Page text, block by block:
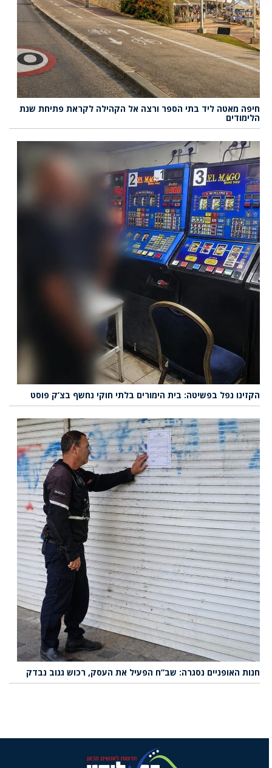
חיפה מאטה ליד בתי הספר ורצה אל הקהילה לקראת פתיחת שנת
הלימודים
הקזינו נפל בפשיטה: בית הימורים בלתי חוקי נחשף בצ’ק פוסט
חנות האופניים נסגרה: שב”ח הפעיל את העסק, רכוש גנוב נבדק